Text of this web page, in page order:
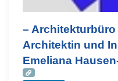
– Architekturbüro
Architektin und
Emeliana